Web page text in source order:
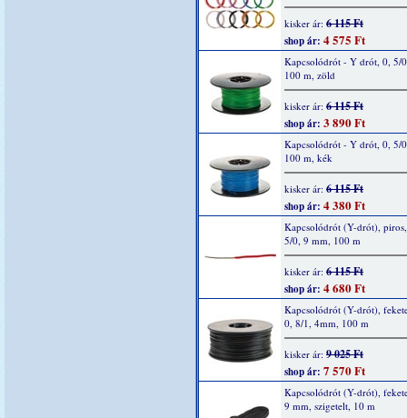
kisker ár: 6 115 Ft
shop ár: 4 575 Ft
Kapcsolódrót - Y drót, 0, 5/
100 m, zöld
kisker ár: 6 115 Ft
shop ár: 3 890 Ft
Kapcsolódrót - Y drót, 0, 5/
100 m, kék
kisker ár: 6 115 Ft
shop ár: 4 380 Ft
Kapcsolódrót (Y-drót),
5/0, 9 mm, 100 m
kisker ár: 6 115 Ft
shop ár: 4 680 Ft
Kapcsolódrót (Y-drót),
0, 8/1, 4mm, 100 m
kisker ár: 9 025 Ft
shop ár: 7 570 Ft
Kapcsolódrót (Y-drót),
9 mm, szigetelt, 10 m